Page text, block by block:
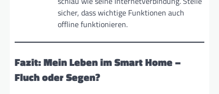
sicher, dass wichtige Funktionen auch
offline funktionieren.
Fazit: Mein Leben im Smart Home –
Fluch oder Segen?